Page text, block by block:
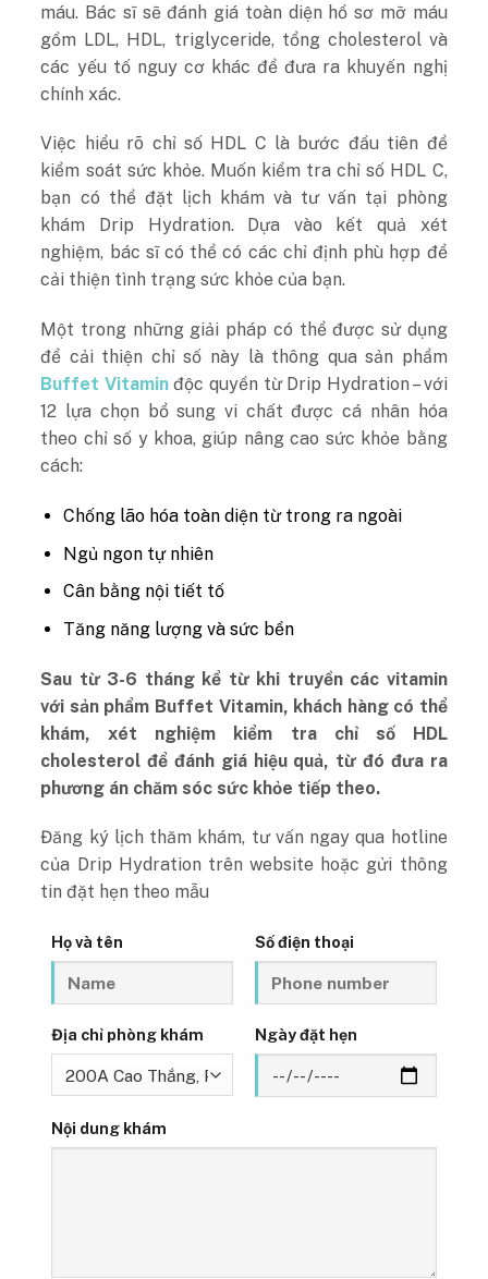
máu. Bác sĩ sẽ đánh giá toàn diện hồ sơ mỡ máu
gồm LDL, HDL, triglyceride, tổng cholesterol và
các yếu tố nguy cơ khác để đưa ra khuyến nghị
chính xác.
Việc hiểu rõ chỉ số HDL C là bước đầu tiên để
kiểm soát sức khỏe. Muốn kiểm tra chỉ số HDL C,
bạn có thể đặt lịch khám và tư vấn tại phòng
khám Drip Hydration. Dựa vào kết quả xét
nghiệm, bác sĩ có thể có các chỉ định phù hợp để
cải thiện tình trạng sức khỏe của bạn.
Một trong những giải pháp có thể được sử dụng
để cải thiện chỉ số này là thông qua sản phẩm
Buffet Vitaminđộc quyền từ Drip Hydration – với
12 lựa chọn bổ sung vi chất được cá nhân hóa
theo chỉ số y khoa, giúp nâng cao sức khỏe bằng
cách:
Chống lão hóa toàn diện từ trong ra ngoài
Ngủ ngon tự nhiên
Cân bằng nội tiết tố
Tăng năng lượng và sức bền
Sau từ 3-6 tháng kể từ khi truyền các vitamin
với sản phẩm Buffet Vitamin, khách hàng có thể
khám, xét nghiệm kiểm tra chỉ số HDL
cholesterol để đánh giá hiệu quả, từ đó đưa ra
phương án chăm sóc sức khỏe tiếp theo.
Đăng ký lịch thăm khám, tư vấn ngay qua hotline
của Drip Hydration trên website hoặc gửi thông
tin đặt hẹn theo mẫu
Họ và tên Số điện thoại
Địa chỉ phòng khám Ngày đặt hẹn
Nội dung khám